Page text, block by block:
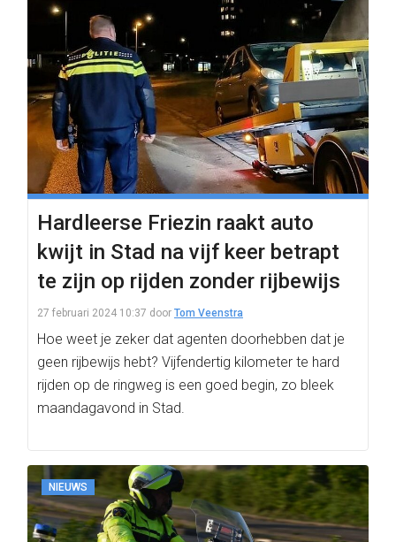
Hardleerse Friezin raakt auto
kwijt in Stad na vijf keer betrapt
te zijn op rijden zonder rijbewijs
27 februari 2024 10:37 door Tom Veenstra
Hoe weet je zeker dat agenten doorhebben dat je
geen rijbewijs hebt? Vijfendertig kilometer te hard
rijden op de ringweg is een goed begin, zo bleek
maandagavond in Stad.
NIEUWS